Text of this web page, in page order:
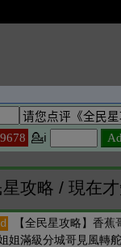
星攻略 / 現在才
【全民星攻略】香
姐滿級分城哥見風轉